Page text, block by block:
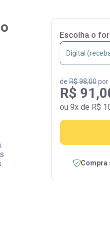
Escolha o
de R$ 98,00por
R$
ou 9x de R$
Compra